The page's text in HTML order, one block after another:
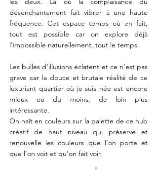
désenchantement fait vibrer à une haute
fréquence. Cet espace temps où en fait,
tout est possible car on explore déjà
l’impossible naturellement, tout le temps.
Les bulles d’illusions éclatent et ce n’est pas
grave car la douce et brutale réalité de ce
luxuriant quartier où je suis née est encore
mieux ou du moins, de loin plus
intéressante.
On naît en couleurs sur la palette de ce hub
créatif de haut niveau qui préserve et
renouvelle les couleurs que l’on porte et
que l’on voit et qu’on fait voir.